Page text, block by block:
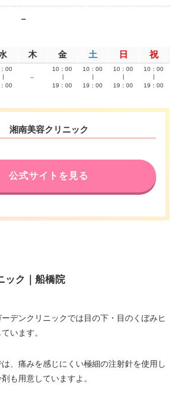
–
木 金 土 日 祝
00
00
–
10：00
19：00
10：00
19：00
10：00
19：00
10：00
19：00
湘南美容クリニック
公式サイトを見る
ック｜船橋院
デンクリニックでは目の下・目のくぼみヒ
います。
、痛みを感じにくい極細の注射針を使用し
も用意していますよ。